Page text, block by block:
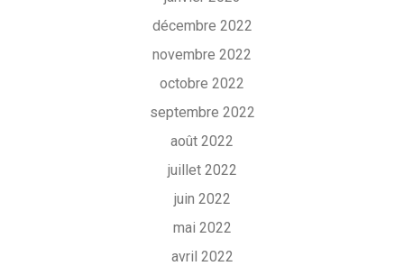
décembre 2022
novembre 2022
octobre 2022
septembre 2022
août 2022
juillet 2022
juin 2022
mai 2022
avril 2022